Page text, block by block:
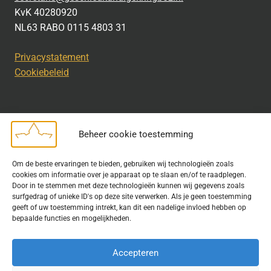
Beheer cookie toestemming
Om de beste ervaringen te bieden, gebruiken wij technologieën zoals
cookies om informatie over je apparaat op te slaan en/of te raadplegen.
Door in te stemmen met deze technologieën kunnen wij gegevens zoals
surfgedrag of unieke ID's op deze site verwerken. Als je geen toestemming
geeft of uw toestemming intrekt, kan dit een nadelige invloed hebben op
bepaalde functies en mogelijkheden.
Accepteren
KvK 40280920
NL63 RABO 0115 4803 31
Privacystatement
Cookiebeleid
Bij het uitdragen van de doelstelling van de Geschiedkundige
Kring wordt gebruik gemaakt van rechtenvrije informatie en data
waarvoor toestemming is verleend. Indien u op deze site een
publicatie van tekst of beeld aantreft die hier niet aan voldoet,